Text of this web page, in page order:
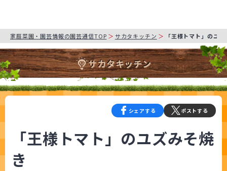
家庭菜園・園芸情報の園芸通信TOP サカタキッチン 「王様トマト」のユ
サカタキッチン
シェアする ポストする
「王様トマト」のユズみそ焼
き